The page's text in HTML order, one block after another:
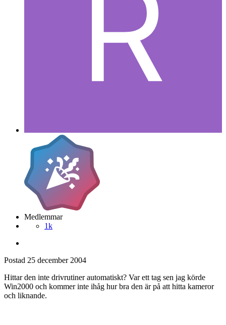
Medlemmar
1k
Postad 25 december 2004
Hittar den inte drivrutiner automatiskt? Var ett tag sen jag körde
Win2000 och kommer inte ihåg hur bra den är på att hitta kameror
och liknande.